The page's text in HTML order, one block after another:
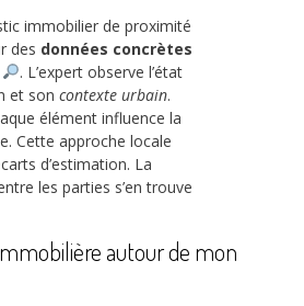
immobilier de proximité
des données concrètes
. L’expert observe l’état
et son contexte urbain.
élément influence la
Cette approche locale
d’estimation. La
les parties s’en trouve
autour de mon